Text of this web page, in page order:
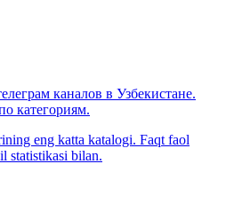
каналов в Узбекистане.
категориям.
eng katta katalogi. Faqt faol
statistikasi bilan.